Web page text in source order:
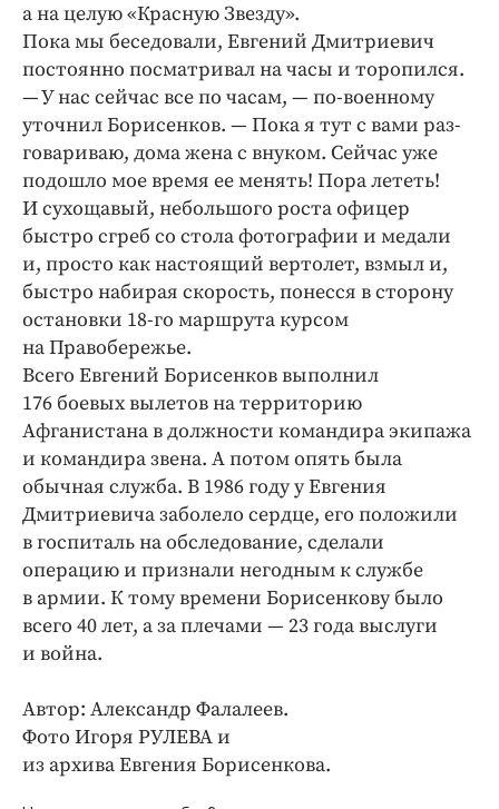
а на целую «Красную Звезду».
Пока мы беседовали, Евгений Дмитриевич
постоянно посматривал на часы и торопился.
— У нас сейчас все по часам, — по-военному
уточнил Борисенков. — Пока я тут с вами раз-
говариваю, дома жена с внуком. Сейчас уже
подошло мое время ее менять! Пора лететь!
И сухощавый, небольшого роста офицер
быстро сгреб со стола фотографии и медали
и, просто как настоящий вертолет, взмыл и,
быстро набирая скорость, понесся в сторону
остановки 18‑го маршрута курсом
на Правобережье.
Всего Евгений Борисенков выполнил
176 боевых вылетов на территорию
Афганистана в должности командира экипажа
и командира звена. А потом опять была
обычная служба. В 1986 году у Евгения
Дмитриевича заболело сердце, его положили
в госпиталь на обследование, сделали
операцию и признали негодным к службе
в армии. К тому времени Борисенкову было
всего 40 лет, а за плечами — 23 года выслуги
и война.
Автор: Александр Фалалеев.
Фото Игоря РУЛЕВА и
из архива Евгения Борисенкова.